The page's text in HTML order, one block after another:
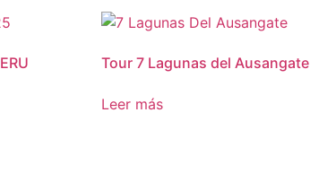
Tour 7 Lagunas del Ausangate
Leer más